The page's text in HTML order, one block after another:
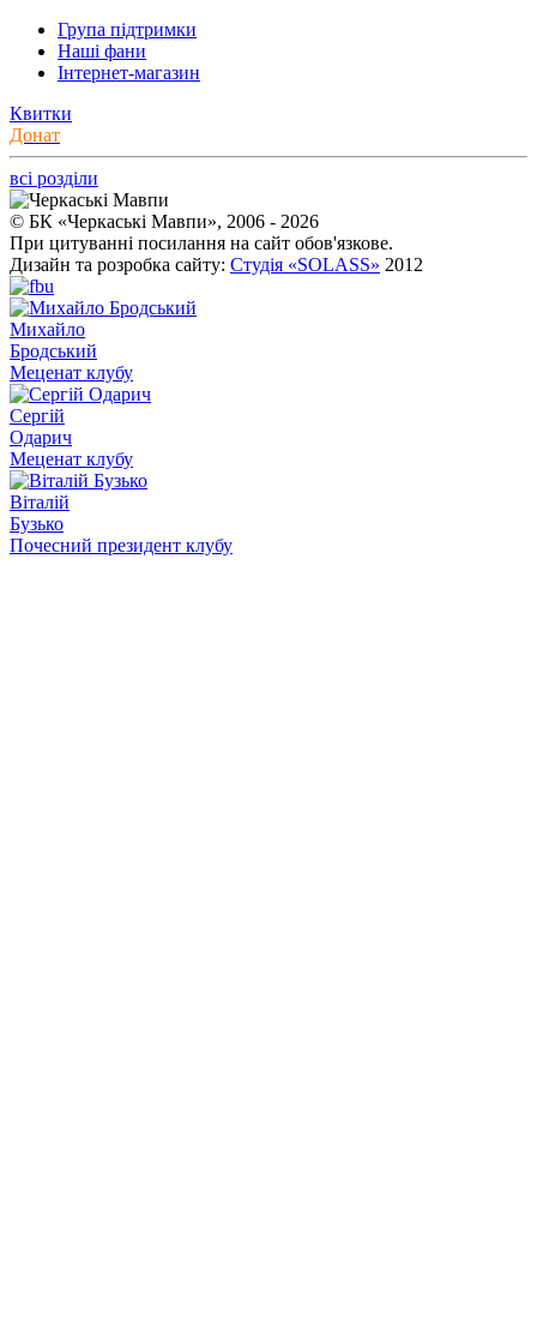
Група підтримки
Наші фани
Інтернет-магазин
Квитки
Донат
всі розділи
© БК «Черкаські Мавпи», 2006 - 2026
При цитуванні посилання на сайт обов'язкове.
Дизайн та розробка сайту: Студія «SOLASS» 2012
Михайло
Бродський
Меценат клубу
Сергій
Одарич
Меценат клубу
Віталій
Бузько
Почесний президент клубу